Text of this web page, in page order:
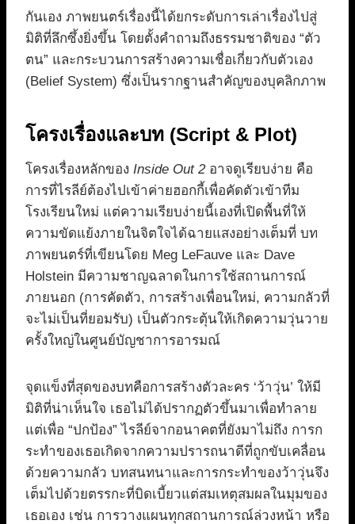
กันเอง ภาพยนตร์เรื่องนี้ได้ยกระดับการเล่าเรื่องไปสู่
มิติที่ลึกซึ้งยิ่งขึ้น โดยตั้งคำถามถึงธรรมชาติของ “ตัว
ตน” และกระบวนการสร้างความเชื่อเกี่ยวกับตัวเอง
(Belief System) ซึ่งเป็นรากฐานสำคัญของบุคลิกภาพ
โครงเรื่องและบท (Script & Plot)
โครงเรื่องหลักของ Inside Out 2อาจดูเรียบง่าย คือ
การที่ไรลีย์ต้องไปเข้าค่ายฮอกกี้เพื่อคัดตัวเข้าทีม
โรงเรียนใหม่ แต่ความเรียบง่ายนี้เองที่เปิดพื้นที่ให้
ความขัดแย้งภายในจิตใจได้ฉายแสงอย่างเต็มที่ บท
ภาพยนตร์ที่เขียนโดย Meg LeFauve และ Dave
Holstein มีความชาญฉลาดในการใช้สถานการณ์
ภายนอก (การคัดตัว, การสร้างเพื่อนใหม่, ความกลัวที่
จะไม่เป็นที่ยอมรับ) เป็นตัวกระตุ้นให้เกิดความวุ่นวาย
ครั้งใหญ่ในศูนย์บัญชาการอารมณ์
จุดแข็งที่สุดของบทคือการสร้างตัวละคร ‘ว้าวุ่น’ ให้มี
มิติที่น่าเห็นใจ เธอไม่ได้ปรากฏตัวขึ้นมาเพื่อทำลาย
แต่เพื่อ “ปกป้อง” ไรลีย์จากอนาคตที่ยังมาไม่ถึง การก
ระทำของเธอเกิดจากความปรารถนาดีที่ถูกขับเคลื่อน
ด้วยความกลัว บทสนทนาและการกระทำของว้าวุ่นจึง
เต็มไปด้วยตรรกะที่บิดเบี้ยวแต่สมเหตุสมผลในมุมของ
เธอเอง เช่น การวางแผนทุกสถานการณ์ล่วงหน้า หรือ